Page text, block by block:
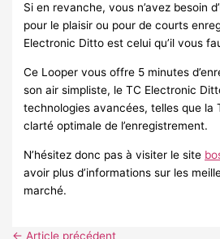
Si en revanche, vous n’avez besoin
pour le plaisir ou pour de courts
Electronic Ditto est celui qu’il vous
Ce Looper vous offre 5 minutes
son air simpliste, le TC Electronic
technologies avancées, telles que la
clarté optimale de l’enregistrement.
N’hésitez donc pas à visiter le site
avoir plus d’informations sur les
marché.
← Article précédent